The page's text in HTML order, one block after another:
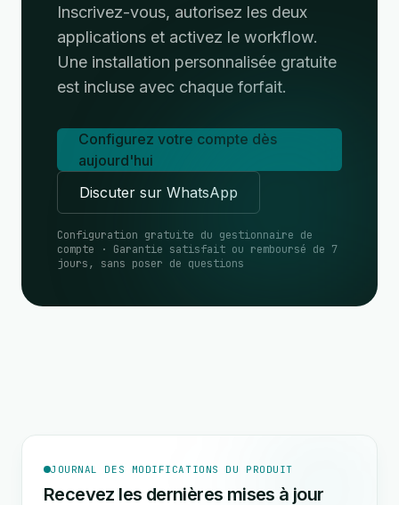
Inscrivez-vous, autorisez les deux
applications et activez le workflow.
Une installation personnalisée gratuite
est incluse avec chaque forfait.
Configurez votre compte dès
aujourd'hui
Discuter sur WhatsApp
Configuration gratuite du gestionnaire de
compte · Garantie satisfait ou remboursé de 7
jours, sans poser de questions
JOURNAL DES MODIFICATIONS DU PRODUIT
Recevez les dernières mises à jour